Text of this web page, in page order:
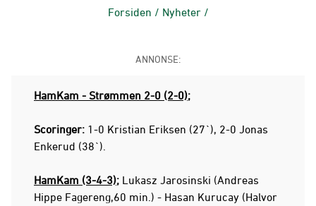
Forsiden / Nyheter /
ANNONSE:
HamKam - Strømmen 2-0 (2-0);
Scoringer: 1-0 Kristian Eriksen (27`), 2-0 Jonas
Enkerud (38`).
HamKam (3-4-3); Lukasz Jarosinski (Andreas
Hippe Fagereng,60 min.) - Hasan Kurucay (Halvor